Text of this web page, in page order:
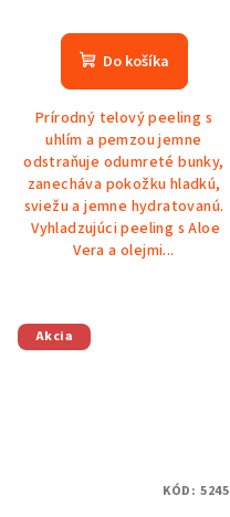
Do košíka
Prírodný telový peeling s
uhlím a pemzou jemne
odstraňuje odumreté bunky,
zanecháva pokožku hladkú,
sviežu a jemne hydratovanú.
Vyhladzujúci peeling s Aloe
Vera a olejmi...
Akcia
KÓD: 5245